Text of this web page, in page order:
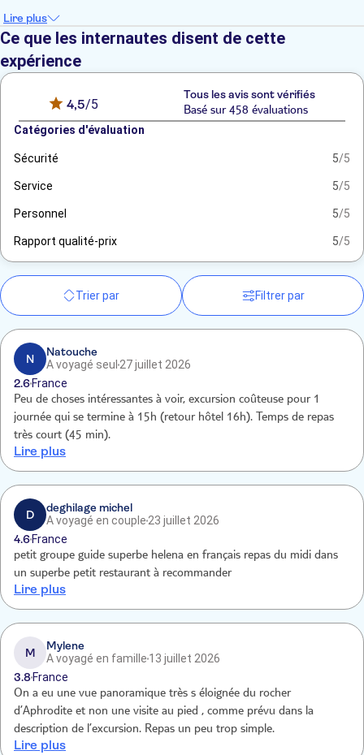
Lire plus
Ce que les internautes disent de cette
expérience
4,5/5
Tous les avis sont vérifiés
Basé sur 458 évaluations
Catégories d'évaluation
Sécurité 5/5
Service 5/5
Personnel 5/5
Rapport qualité-prix 5/5
Trier par Filtrer par
N
Natouche
A voyagé seul 27 juillet 2026
2.6 France
Peu de choses intéressantes à voir, excursion coûteuse pour 1
journée qui se termine à 15h (retour hôtel 16h). Temps de repas
très court (45 min).
Lire plus
D
deghilage michel
A voyagé en couple23 juillet 2026
4.6 France
petit groupe guide superbe helena en français repas du midi dans
un superbe petit restaurant à recommander
Lire plus
M
Mylene
A voyagé en famille 13 juillet 2026
3.8 France
On a eu une vue panoramique très s éloignée du rocher
d’Aphrodite et non une visite au pied , comme prévu dans la
description de l’excursion. Repas un peu trop simple.
Lire plus